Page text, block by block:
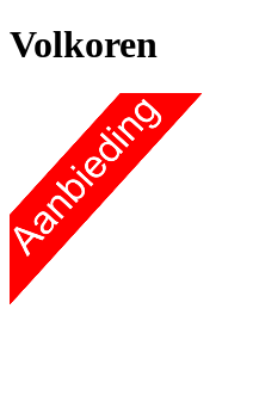
Volkoren